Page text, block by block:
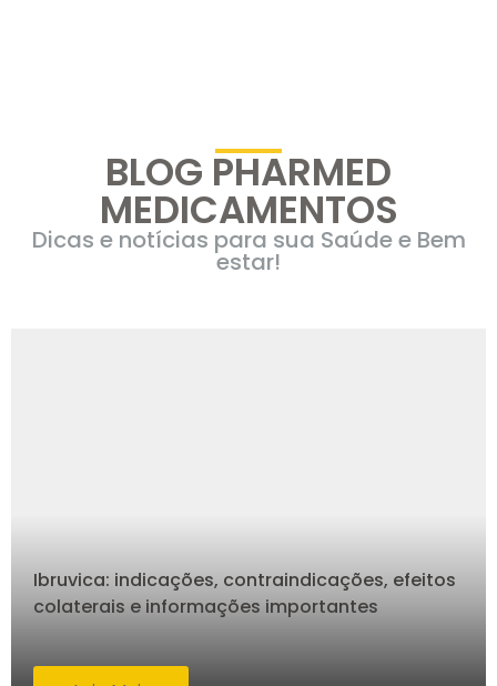
BLOG PHARMED
MEDICAMENTOS
Dicas e notícias para sua Saúde e Bem
estar!
Ibruvica: indicações, contraindicações, efeitos
colaterais e informações importantes